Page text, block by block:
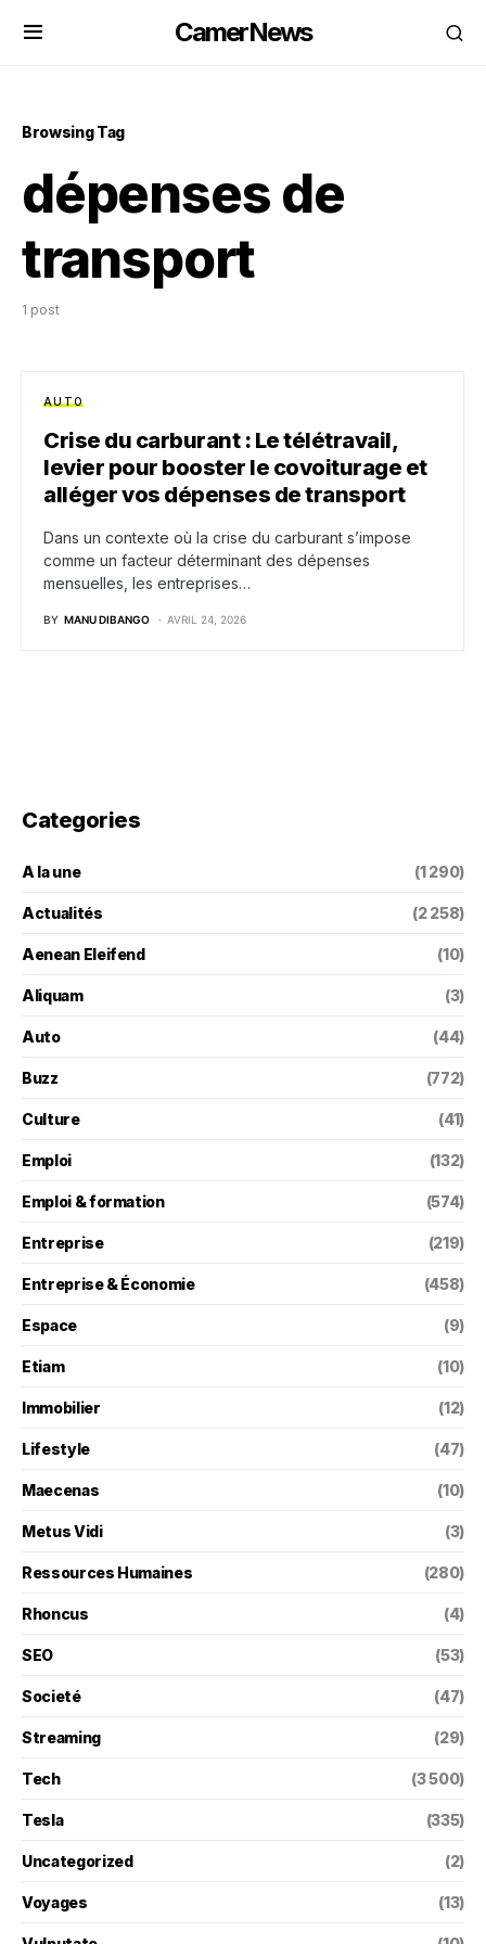
CamerNews
Browsing Tag
dépenses de
transport
1 post
AUTO
Crise du carburant : Le télétravail,
levier pour booster le covoiturage et
alléger vos dépenses de transport
Dans un contexte où la crise du carburant s’impose
comme un facteur déterminant des dépenses
mensuelles, les entreprises…
BY MANU DIBANGO AVRIL 24, 2026
Categories
A la une (1 290)
Actualités (2 258)
Aenean Eleifend (10)
Aliquam (3)
Auto (44)
Buzz (772)
Culture (41)
Emploi (132)
Emploi & formation (574)
Entreprise (219)
Entreprise & Économie (458)
Espace (9)
Etiam (10)
Immobilier (12)
Lifestyle (47)
Maecenas (10)
Metus Vidi (3)
Ressources Humaines (280)
Rhoncus (4)
SEO (53)
Societé (47)
Streaming (29)
Tech (3 500)
Tesla (335)
Uncategorized (2)
Voyages (13)